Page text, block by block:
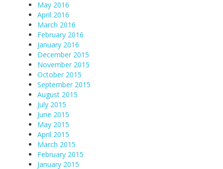
May 2016
April 2016
March 2016
February 2016
January 2016
December 2015
November 2015
October 2015
September 2015
August 2015
July 2015
June 2015
May 2015
April 2015
March 2015
February 2015
January 2015